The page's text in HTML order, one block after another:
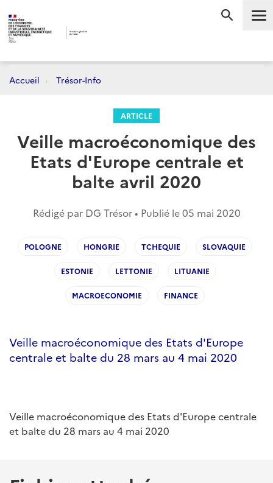
Accueil Trésor-Info
ARTICLE
Veille macroéconomique des
Etats d'Europe centrale et
balte avril 2020
Rédigé par DG Trésor • Publié le05 mai 2020
POLOGNE HONGRIE TCHEQUIE SLOVAQUIE
ESTONIE LETTONIE LITUANIE
MACROECONOMIE FINANCE
Veille macroéconomique des Etats d'Europe
centrale et balte du 28 mars au 4 mai 2020
Veille macroéconomique des Etats d'Europe centrale
et balte du 28 mars au 4 mai 2020